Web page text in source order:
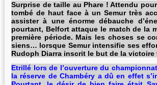
Surprise de taille au Phare ! Attendu
tombé de haut face à un Semur très
assister à une énorme débauche
pourtant, Belfort attaque le match de la
première période. Mais les choses se
siens… lorsque Semur intensifie ses
Rudoph Diarra inscrit le but de la
Etrillé lors de l’ouverture du
la réserve de Chambéry a dû en effet